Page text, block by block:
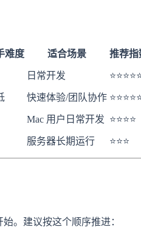
难度 适合场景 推荐指
日常开发
快速体验/团队协作
Mac 用户日常开发 ⭐⭐⭐⭐
服务器长期运行 ⭐⭐⭐
。建议按这个顺序推进：